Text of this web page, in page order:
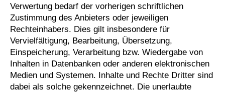
Verwertung bedarf der vorherigen schriftlichen
Zustimmung des Anbieters oder jeweiligen
Rechteinhabers. Dies gilt insbesondere für
Vervielfältigung, Bearbeitung, Übersetzung,
Einspeicherung, Verarbeitung bzw. Wiedergabe von
Inhalten in Datenbanken oder anderen elektronischen
Medien und Systemen. Inhalte und Rechte Dritter sind
dabei als solche gekennzeichnet. Die unerlaubte